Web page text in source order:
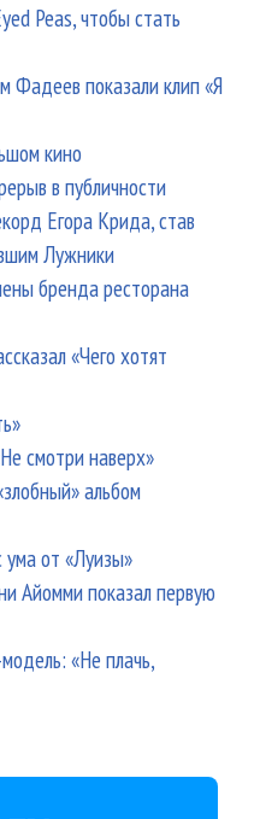
Peas, чтобы стать
Фадеев показали клип «Я
кино
в публичности
Егора Крида, став
Лужники
бренда ресторана
«Чего хотят
смотри наверх»
альбом
от «Луизы»
Айомми показал первую
«Не плачь,